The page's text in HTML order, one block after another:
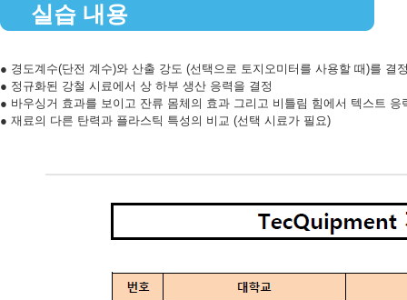
실습 내용
● 경도계수(단전 계수)와 산출 강도 (선택으로 토지오미터를 사용할 때)를 결
● 정규화된 강철 시료에서 상 하부 생산 응력을 결정
● 바우싱거 효과를 보이고 잔류 몸체의 효과 그리고 비틀림 힘에서 텍스트
● 재료의 다른 탄력과 플라스틱 특성의 비교 (선택 시료가 필요)